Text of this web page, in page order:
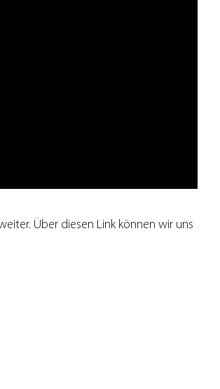
Über diesen Link können wir uns